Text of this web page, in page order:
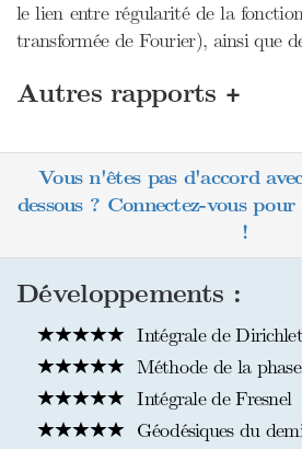
le lien entre régularité de la
transformée de Fourier), ainsi que
Autres rapports +
Vous n'êtes pas d'accord
dessous ? Connectez-vous
!
Développements :
Intégrale de Dirichlet
Méthode de la
Intégrale de Fresnel
Géodésiques du